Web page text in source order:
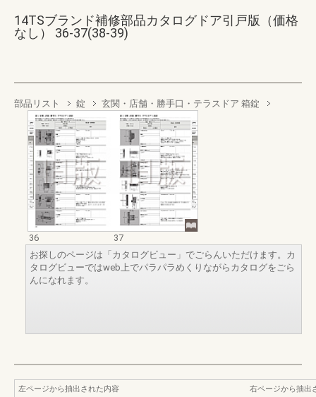
14TSブランド補修部品カタログドア引戸版（価格
なし） 36-37(38-39)
部品リスト 錠 玄関・店舗・勝手口・テラスドア 箱錠
36
37
お探しのページは「カタログビュー」でごらんいただけます。カ
タログビューではweb上でパラパラめくりながらカタログをごら
んになれます。
左ページから抽出された内容
右ページから抽出